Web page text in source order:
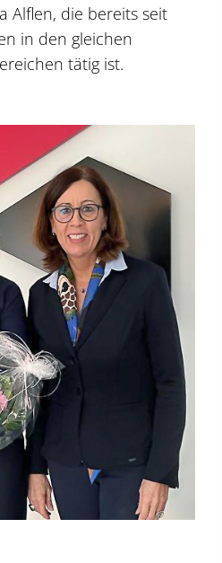
Alflen, die bereits seit
in den gleichen
tätig ist.